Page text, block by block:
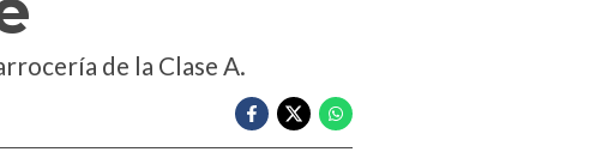
de la Clase A.